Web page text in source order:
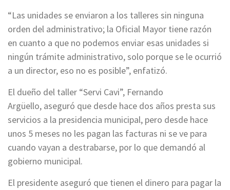
“Las unidades se enviaron a los talleres sin ninguna
orden del administrativo; la Oficial Mayor tiene razón
en cuanto a que no podemos enviar esas unidades si
ningún trámite administrativo, solo porque se le ocurrió
a un director, eso no es posible”, enfatizó.
El dueño del taller “Servi Cavi”, Fernando
Argüello, aseguró que desde hace dos años presta sus
servicios a la presidencia municipal, pero desde hace
unos 5 meses no les pagan las facturas ni se ve para
cuando vayan a destrabarse, por lo que demandó al
gobierno municipal.
El presidente aseguró que tienen el dinero para pagar la